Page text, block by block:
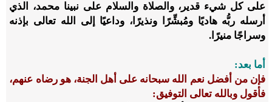
على كل شيء قدير، والصلاة والسلام على نبينا محمد، الذي
أرسله ربُّه هاديًا ومُبشِّرًا ونذيرًا، وداعيًا إلى الله تعالى بإذنه
وسراجًا منيرًا.
أما بعد:
فإن من أفضل نعم الله سبحانه على أهل الجنة، هو رضاه عنهم،
فأقول وبالله تعالى التوفيق: